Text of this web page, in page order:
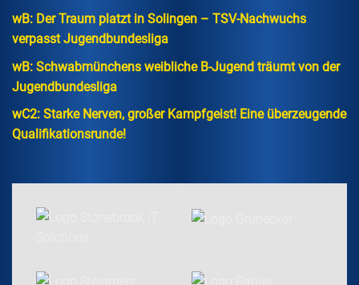
wB: Der Traum platzt in Solingen – TSV-Nachwuchs
verpasst Jugendbundesliga
wB: Schwabmünchens weibliche B-Jugend träumt von der
Jugendbundesliga
wC2: Starke Nerven, großer Kampfgeist! Eine überzeugende
Qualifikationsrunde!